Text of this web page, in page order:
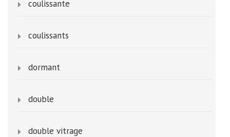
coulissante
coulissants
dormant
double
double vitrage